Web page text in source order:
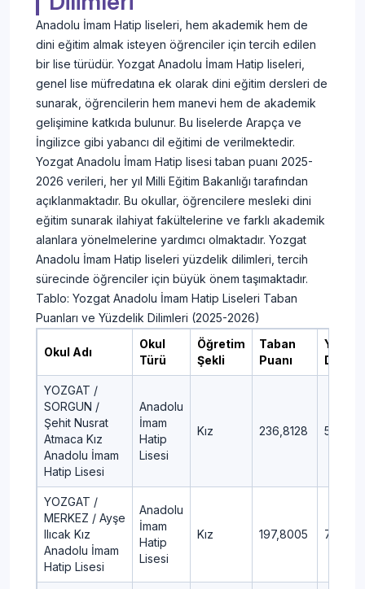
Anadolu İmam Hatip liseleri, hem akademik hem de
dini eğitim almak isteyen öğrenciler için tercih edilen
bir lise türüdür. Yozgat Anadolu İmam Hatip liseleri,
genel lise müfredatına ek olarak dini eğitim dersleri de
sunarak, öğrencilerin hem manevi hem de akademik
gelişimine katkıda bulunur. Bu liselerde Arapça ve
İngilizce gibi yabancı dil eğitimi de verilmektedir.
Yozgat Anadolu İmam Hatip lisesi taban puanı 2025-
2026 verileri, her yıl Milli Eğitim Bakanlığı tarafından
açıklanmaktadır. Bu okullar, öğrencilere mesleki dini
eğitim sunarak ilahiyat fakültelerine ve farklı akademik
alanlara yönelmelerine yardımcı olmaktadır. Yozgat
Anadolu İmam Hatip liseleri yüzdelik dilimleri, tercih
sürecinde öğrenciler için büyük önem taşımaktadır.
Tablo: Yozgat Anadolu İmam Hatip Liseleri Taban
Puanları ve Yüzdelik Dilimleri (2025-2026)
Okul Adı
Okul
Türü
Öğretim
Şekli
Taban
Puanı
Dilim
YOZGAT /
SORGUN /
Şehit Nusrat
Atmaca Kız
Anadolu İmam
Hatip Lisesi
Anadolu
İmam
Hatip
Lisesi
Kız 236,8128 53,4
YOZGAT /
MERKEZ / Ayşe
Ilıcak Kız
Anadolu İmam
Hatip Lisesi
Anadolu
İmam
Hatip
Lisesi
Kız 197,8005 77,47